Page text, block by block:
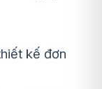
kế đơn